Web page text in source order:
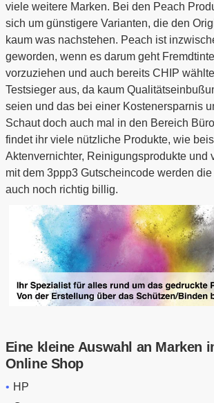
viele weitere Marken. Bei den Peach
sich um günstigere Varianten, die den
kaum was nachstehen. Peach ist
geworden, wenn es darum geht
vorzuziehen und auch bereits CHIP
Testsieger aus, da kaum
seien und das bei einer Kostenersparnis
Schaut doch auch mal in den Bereich
findet ihr viele nützliche Produkte, wie
Aktenvernichter, Reinigungsprodukte und
mit dem 3ppp3 Gutscheincode werden
auch noch richtig billig.
Eine kleine Auswahl an Marken
Online Shop
HP